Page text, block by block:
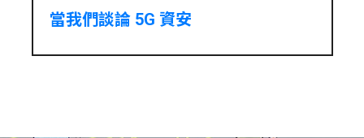
當我們談論 5G 資安